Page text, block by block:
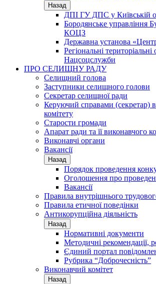
Назад
ДПІ ГУ ДПС у Київській
Бородянське управління
КОЦЗ
Державна установа
Регіональні територіальні
Нацсоцслужби
ПРО СЕЛИЩНУ РАДУ
Селищний голова
Заступники селищного голови
Секретар селищної ради
Керуючий справами (секретар)
комітету
Старости громади
Апарат ради та її виконавчого
Виконавчі органи
Вакансії
Назад
Порядок проведення
Оголошення про
Вакансії
Правила внутрішнього
Правила етичної поведінки
Антикорупційна діяльність
Назад
Нормативні документи
Методичні рекомендації,
Єдиний портал
Рубрика “Доброчесність”
Виконавчий комітет
Назад